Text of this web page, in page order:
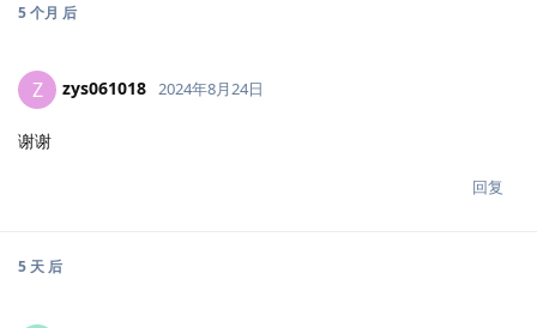
5 个月 后
Z zys061018 2024年8月24日
谢谢
回复
5 天 后